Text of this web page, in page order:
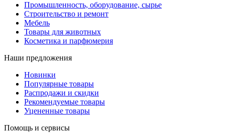
Промышленность, оборудование, сырье
Строительство и ремонт
Мебель
Товары для животных
Косметика и парфюмерия
Наши предложения
Новинки
Популярные товары
Распродажи и скидки
Рекомендуемые товары
Уцененные товары
Помощь и сервисы